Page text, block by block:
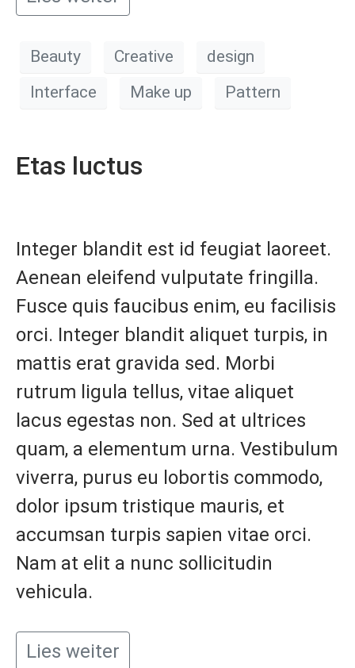
Beauty Creative
design
Interface
Make up Pattern
Etas luctus
Integer blandit est id feugiat laoreet.
Aenean eleifend vulputate fringilla.
Fusce quis faucibus enim, eu facilisis
orci. Integer blandit aliquet turpis, in
mattis erat gravida sed. Morbi
rutrum ligula tellus, vitae aliquet
lacus egestas non. Sed at ultrices
quam, a elementum urna. Vestibulum
viverra, purus eu lobortis commodo,
dolor ipsum tristique mauris, et
accumsan turpis sapien vitae orci.
Nam at elit a nunc sollicitudin
vehicula.
Lies weiter